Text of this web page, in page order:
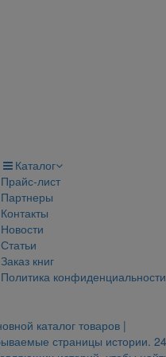
Каталог
Прайс-лист
Партнеры
Контакты
Новости
Статьи
Заказ книг
Политика конфиденциальности